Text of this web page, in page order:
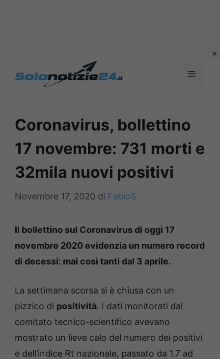
MENU
Coronavirus, bollettino
17 novembre: 731 morti e
32mila nuovi positivi
Novembre 17, 2020 di FabioS
Il bollettino sul Coronavirus di oggi 17
novembre 2020 evidenzia un numero record
di decessi: mai così tanti dal 3 aprile.
La settimana scorsa si è chiusa con un
pizzico di positività. I dati monitorati dal
comitato tecnico-scientifico avevano
mostrato un lieve calo del numero dei positivi
e dell’indice Rt nazionale, passato da 1.7 ad